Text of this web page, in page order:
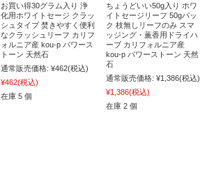
お買い得30グラム入り 浄
化用ホワイトセージ クラッ
シュタイプ 焚きやすく便利
なクラッシュリーフ カリフ
ォルニア産 kou-p パワース
トーン 天然石
通常販売価格: ¥462(税込)
¥462(税込)
在庫 5 個
ちょうどいい50g入り ホワ
イトセージリーフ 50gパッ
ク 枝無しリーフのみ スマ
ッジング・薫香用ドライハ
ーブ カリフォルニア産
kou-p パワーストーン 天然
石
通常販売価格: ¥1,386(税込)
¥1,386(税込)
在庫 2 個